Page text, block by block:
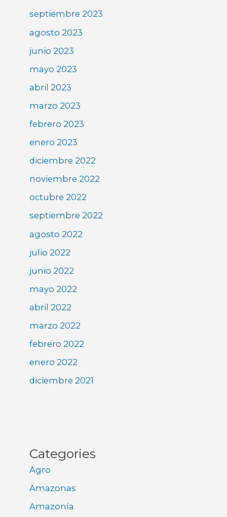
septiembre 2023
agosto 2023
junio 2023
mayo 2023
abril 2023
marzo 2023
febrero 2023
enero 2023
diciembre 2022
noviembre 2022
octubre 2022
septiembre 2022
agosto 2022
julio 2022
junio 2022
mayo 2022
abril 2022
marzo 2022
febrero 2022
enero 2022
diciembre 2021
Categories
Agro
Amazonas
Amazonía